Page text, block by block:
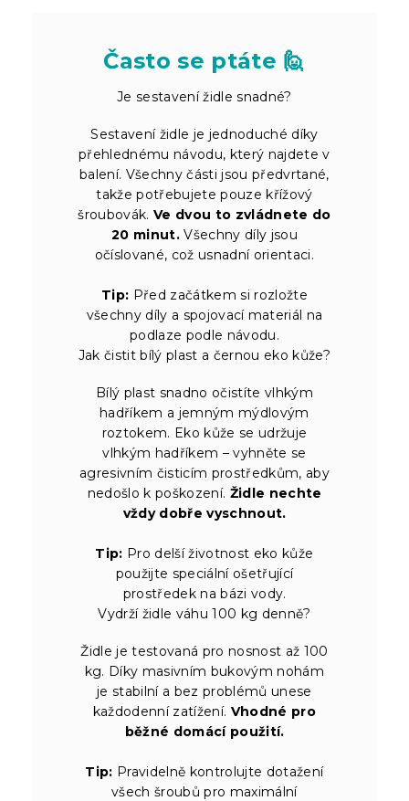
Často se ptáte 🙋
Je sestavení židle snadné?
Sestavení židle je jednoduché díky
přehlednému návodu, který najdete v
balení. Všechny části jsou předvrtané,
takže potřebujete pouze křížový
šroubovák. Ve dvou to zvládnete do
20 minut. Všechny díly jsou
očíslované, což usnadní orientaci.
Tip: Před začátkem si rozložte
všechny díly a spojovací materiál na
podlaze podle návodu.
Jak čistit bílý plast a černou eko kůže?
Bílý plast snadno očistíte vlhkým
hadříkem a jemným mýdlovým
roztokem. Eko kůže se udržuje
vlhkým hadříkem – vyhněte se
agresivním čisticím prostředkům, aby
nedošlo k poškození. Židle nechte
vždy dobře vyschnout.
Tip: Pro delší životnost eko kůže
použijte speciální ošetřující
prostředek na bázi vody.
Vydrží židle váhu 100 kg denně?
Židle je testovaná pro nosnost až 100
kg. Díky masivním bukovým nohám
je stabilní a bez problémů unese
každodenní zatížení. Vhodné pro
běžné domácí použití.
Tip: Pravidelně kontrolujte dotažení
všech šroubů pro maximální